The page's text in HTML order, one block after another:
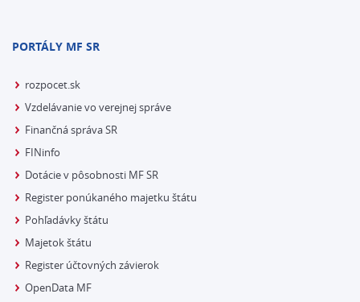
PORTÁLY MF SR
rozpocet.sk
Vzdelávanie vo verejnej správe
Finančná správa SR
FINinfo
Dotácie v pôsobnosti MF SR
Register ponúkaného majetku štátu
Pohľadávky štátu
Majetok štátu
Register účtovných závierok
OpenData MF